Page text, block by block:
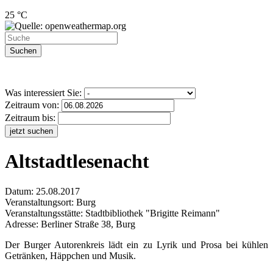
25 °C
Suchen
Was interessiert Sie:
Zeitraum von:
Zeitraum bis:
jetzt suchen
Altstadtlesenacht
Datum: 25.08.2017
Veranstaltungsort: Burg
Veranstaltungsstätte: Stadtbibliothek "Brigitte Reimann"
Adresse: Berliner Straße 38, Burg
Der Burger Autorenkreis lädt ein zu Lyrik und Prosa bei kühlen
Getränken, Häppchen und Musik.